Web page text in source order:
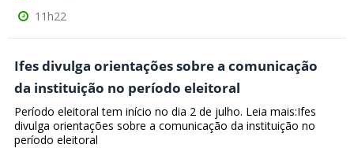
11h22
Ifes divulga orientações sobre a comunicação
da instituição no período eleitoral
Período eleitoral tem início no dia 2 de julho. Leia mais:Ifes
divulga orientações sobre a comunicação da instituição no
período eleitoral